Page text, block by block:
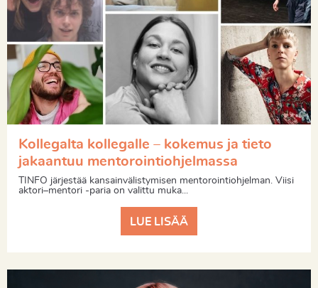
Kollegalta kollegalle – kokemus ja tieto
jakaantuu mentorointiohjelmassa
TINFO järjestää kansainvälistymisen mentorointiohjelman. Viisi
aktori–mentori -paria on valittu muka...
LUE LISÄÄ